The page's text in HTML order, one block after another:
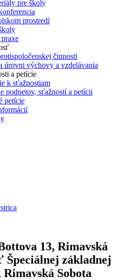
pre školy
prostredí
činnosti
úrovni výchovy a vzdelávania
a petície
k sťažnostiam
podnetov, sťažností a petícii
petície
13, Rimavská
Špeciálnej základnej
Sobota